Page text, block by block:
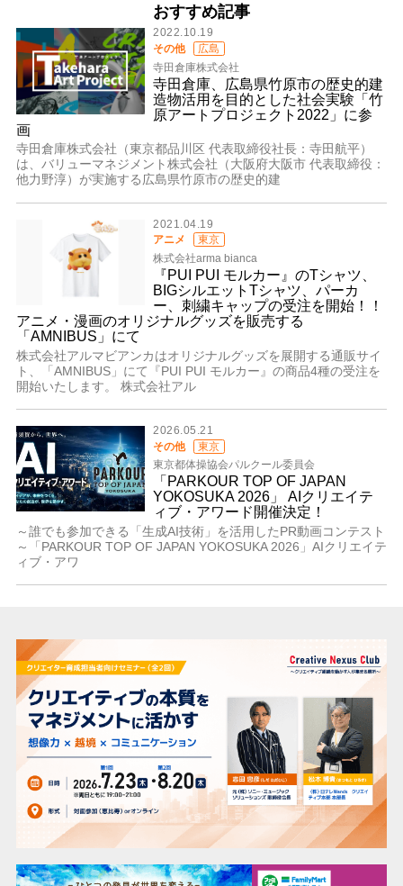
おすすめ記事
2022.10.19
その他
広島
寺田倉庫株式会社
寺田倉庫、広島県竹原市の歴史的建
造物活用を目的とした社会実験「竹
原アートプロジェクト2022」に参
画
寺田倉庫株式会社（東京都品川区 代表取締役社長：寺田航平）
は、バリューマネジメント株式会社（大阪府大阪市 代表取締役：
他力野淳）が実施する広島県竹原市の歴史的建
2021.04.19
アニメ
東京
株式会社arma bianca
『PUI PUI モルカー』のTシャツ、
BIGシルエットTシャツ、パーカ
ー、刺繍キャップの受注を開始！！
アニメ・漫画のオリジナルグッズを販売する
「AMNIBUS」にて
株式会社アルマビアンカはオリジナルグッズを展開する通販サイ
ト、「AMNIBUS」にて『PUI PUI モルカー』の商品4種の受注を
開始いたします。 株式会社アル
2026.05.21
その他
東京
東京都体操協会パルクール委員会
「PARKOUR TOP OF JAPAN
YOKOSUKA 2026」 AIクリエイテ
ィブ・アワード開催決定！
～誰でも参加できる「生成AI技術」を活用したPR動画コンテスト
～「PARKOUR TOP OF JAPAN YOKOSUKA 2026」AIクリエイテ
ィブ・アワ